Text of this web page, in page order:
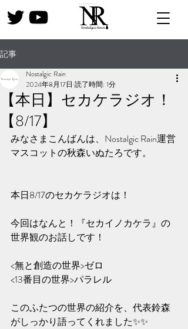
記事
【本日】セカケラジオ！
【8/17】
Nostalgic Rain
2024年8月17日 読了時間: 1分
みなさまこんばんは、Nostalgic Rain運営
マスコットの秋森いぬたろです。
本日8/17のセカケラジオは！
今回はなんと！『セカイノカケラ』の
世界観のお話しです！
<無と創造の世界>ゼロ
<13番目の世界>パラレル
このふたつの世界の紹介を、代表鈴森
がしっかり語ってくれました✨️✨️